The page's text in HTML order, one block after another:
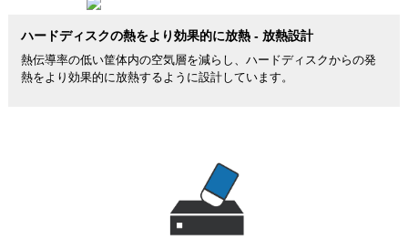
ハードディスクの熱をより効果的に放熱 - 放熱設計
熱伝導率の低い筐体内の空気層を減らし、ハードディスクからの発
熱をより効果的に放熱するように設計しています。